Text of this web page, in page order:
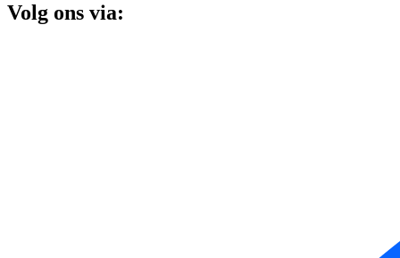
Volg ons via: